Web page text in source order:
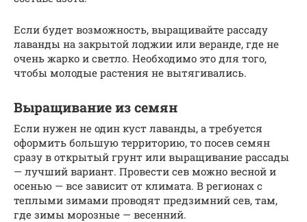
Если будет возможность, выращивайте рассаду
лаванды на закрытой лоджии или веранде, где не
очень жарко и светло. Необходимо это для того,
чтобы молодые растения не вытягивались.
Выращивание из семян
Если нужен не один куст лаванды, а требуется
оформить большую территорию, то посев семян
сразу в открытый грунт или выращивание рассады
— лучший вариант. Провести сев можно весной и
осенью — все зависит от климата. В регионах с
теплыми зимами проводят предзимний сев, там,
где зимы морозные — весенний.